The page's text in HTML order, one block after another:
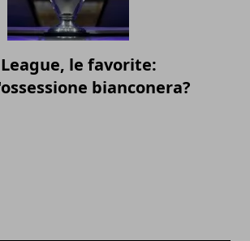
le favorite:
bianconera?